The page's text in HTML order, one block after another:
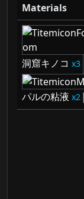
Materials
洞窟キノコ 3
パルの粘液
2